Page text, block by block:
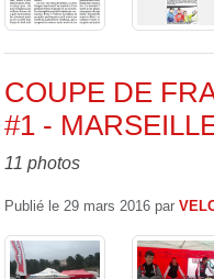
COUPE DE
#1 -
11 photos
Publié le 29 mars 2016 par